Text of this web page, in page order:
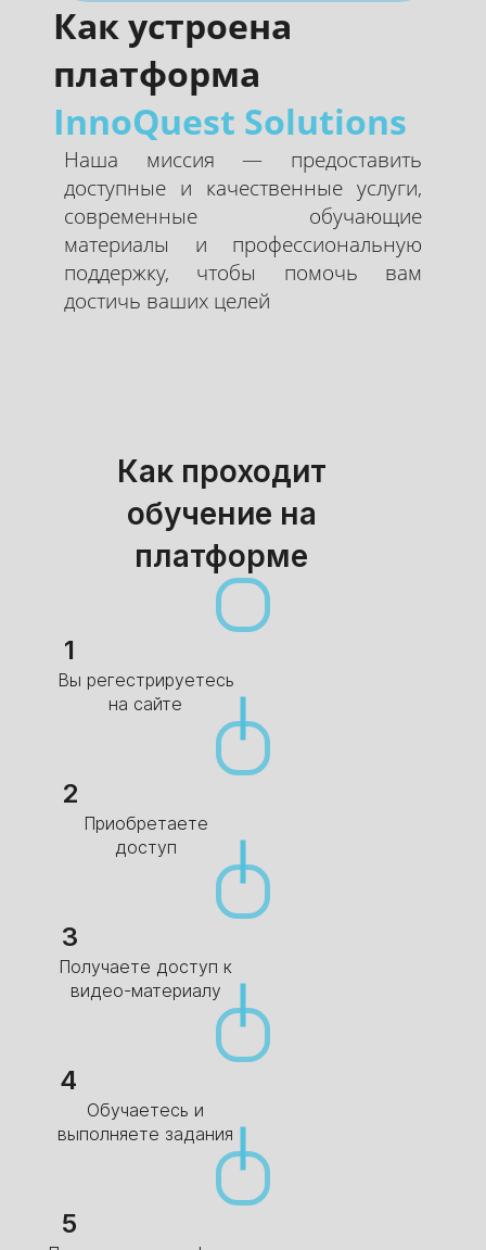
Как устроена
платформа
InnoQuest Solutions
Наша миссия — предоставить
доступные и качественные услуги,
современные обучающие
материалы и профессиональную
поддержку, чтобы помочь вам
достичь ваших целей
Как проходит
обучение на
платформе
1
Вы регестрируетесь
на сайте
2
Приобретаете
доступ
3
Получаете доступ к
видео-материалу
4
Обучаетесь и
выполняете задания
5